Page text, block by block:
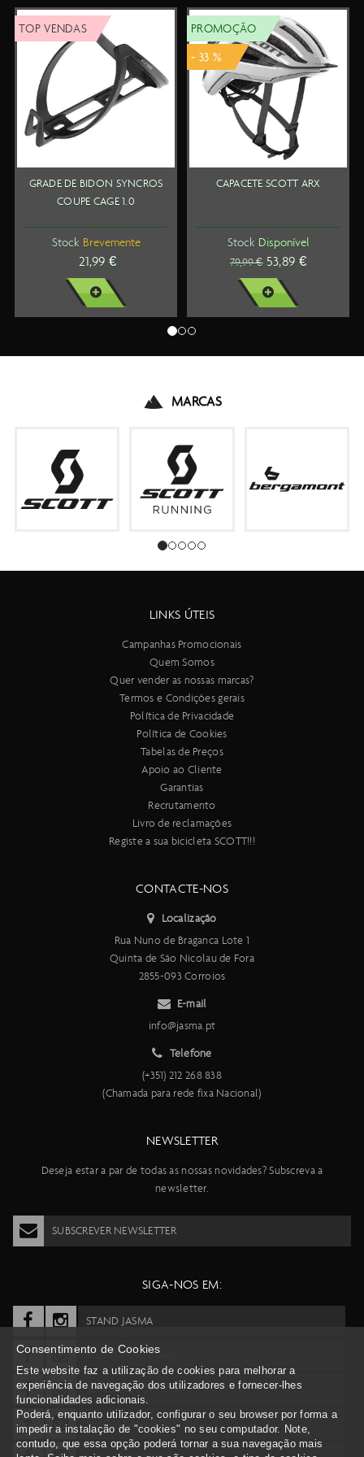
VENDAS
GRADE DE BIDON SYNCROS
COUPE CAGE 1.0
Brevemente
21,99 €
VER MAIS
PROMOÇÃO
- 33 %
CAPACETE SCOTT ARX
Disponível
79,99 € 53,89 €
VER MAIS
MARCAS
LINKS ÚTEIS
Campanhas Promocionais
Quem Somos
Quer vender as nossas marcas?
Termos e Condições gerais
Política de Privacidade
Política de Cookies
Tabelas de Preços
Apoio ao Cliente
Garantias
Recrutamento
Livro de reclamações
Registe a sua bicicleta SCOTT!!!
CONTACTE-NOS
Localização
Rua Nuno de Braganca Lote 1
Quinta de São Nicolau de Fora
2855-093 Corroios
E-mail
info@jasma.pt
Telefone
(+351) 212 268 838
(Chamada para rede fixa Nacional)
NEWSLETTER
Deseja estar a par de todas as nossas novidades? Subscreva a
newsletter.
SUBSCREVER NEWSLETTER
SIGA-NOS EM:
STAND JASMA
SCOTT PORTUGAL
SYNCROS PORTUGAL
BERGAMONT PORTUGAL
Consentimento de Cookies
Este website faz a utilização de cookies para melhorar a
experiência de navegação dos utilizadores e fornecer-lhes
funcionalidades adicionais.
Poderá, enquanto utilizador, configurar o seu browser por forma a
impedir a instalação de "cookies" no seu computador. Note,
contudo, que essa opção poderá tornar a sua navegação mais